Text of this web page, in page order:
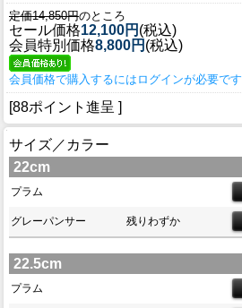
定価14,850円のところ
セール価格12,100円 (税込)
会員特別価格8,800円 (税込)
会員価格で購入するにはログインが必要です
[88ポイント進呈 ]
サイズ／カラー
22cm
プラム
グレーパンサー 残りわずか
22.5cm
プラム